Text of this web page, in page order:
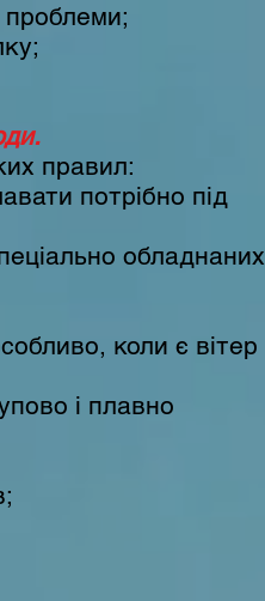
правил:
потрібно під
обладнаних
коли є вітер
і плавно